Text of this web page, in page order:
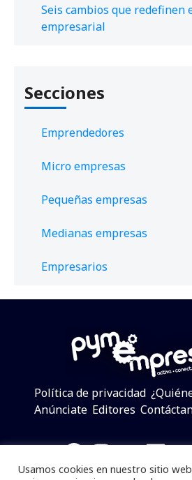
Seis cambios que redefinen
empresarial
Secciones
Emprendedores
Micro empresas
Pequeñas empresas
Medianas empresas
Empresarios
Política de privacidad
Anúnciate Editores
Facebook
Usamos cookies en nuestro sitio